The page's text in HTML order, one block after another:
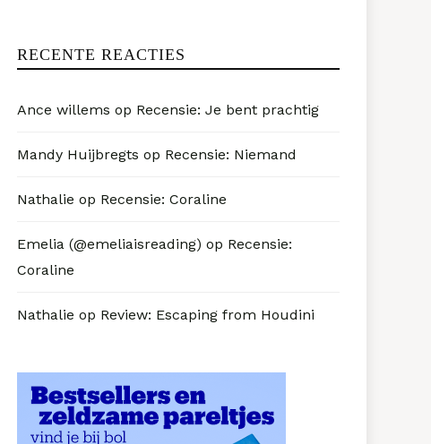
RECENTE REACTIES
Ance willems op Recensie: Je bent prachtig
Mandy Huijbregts op Recensie: Niemand
Nathalie op Recensie: Coraline
Emelia (@emeliaisreading) op Recensie:
Coraline
Nathalie op Review: Escaping from Houdini